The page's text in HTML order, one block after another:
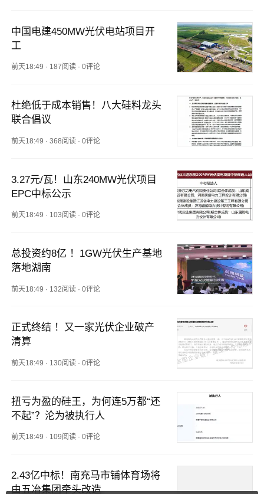
中国电建450MW光伏电站项目开
工
前天18:49 · 187阅读 ·0评论
杜绝低于成本销售！八大硅料龙头
联合倡议
前天18:49 ·368阅读 ·0评论
3.27元/瓦！山东240MW光伏项目
EPC中标公示
前天18:49 · 103阅读 ·0评论
总投资约8亿 ！1GW光伏生产基地
落地湖南
前天18:49 · 132阅读 ·0评论
正式终结 ！又一家光伏企业破产
清算
前天18:49 · 130阅读 ·0评论
扭亏为盈的硅王，为何连5万都“还
不起”？沦为被执行人
前天18:49 · 109阅读 ·0评论
2.43亿中标！南充马市铺体育场将
由五冶集团牵头改造